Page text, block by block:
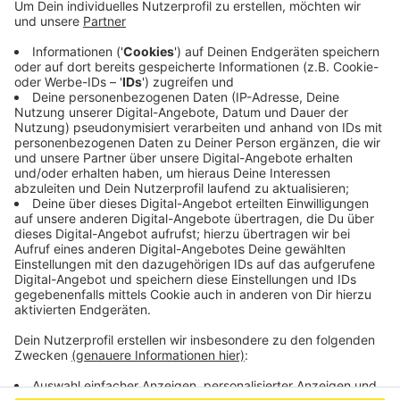
dem Ludwig Forum gab es einen defekten Boiler, der
gegen 7:45 Uhr gemeldet wurde. Die Feuerwehr
konnte das Problem beheben, bevor ein Brand
ausbrechen konnte.
Es gab keine Verletzten und der Einsatz war recht
schnell beendet, sagt die Feuerwehr
Anzeige
Anzeige